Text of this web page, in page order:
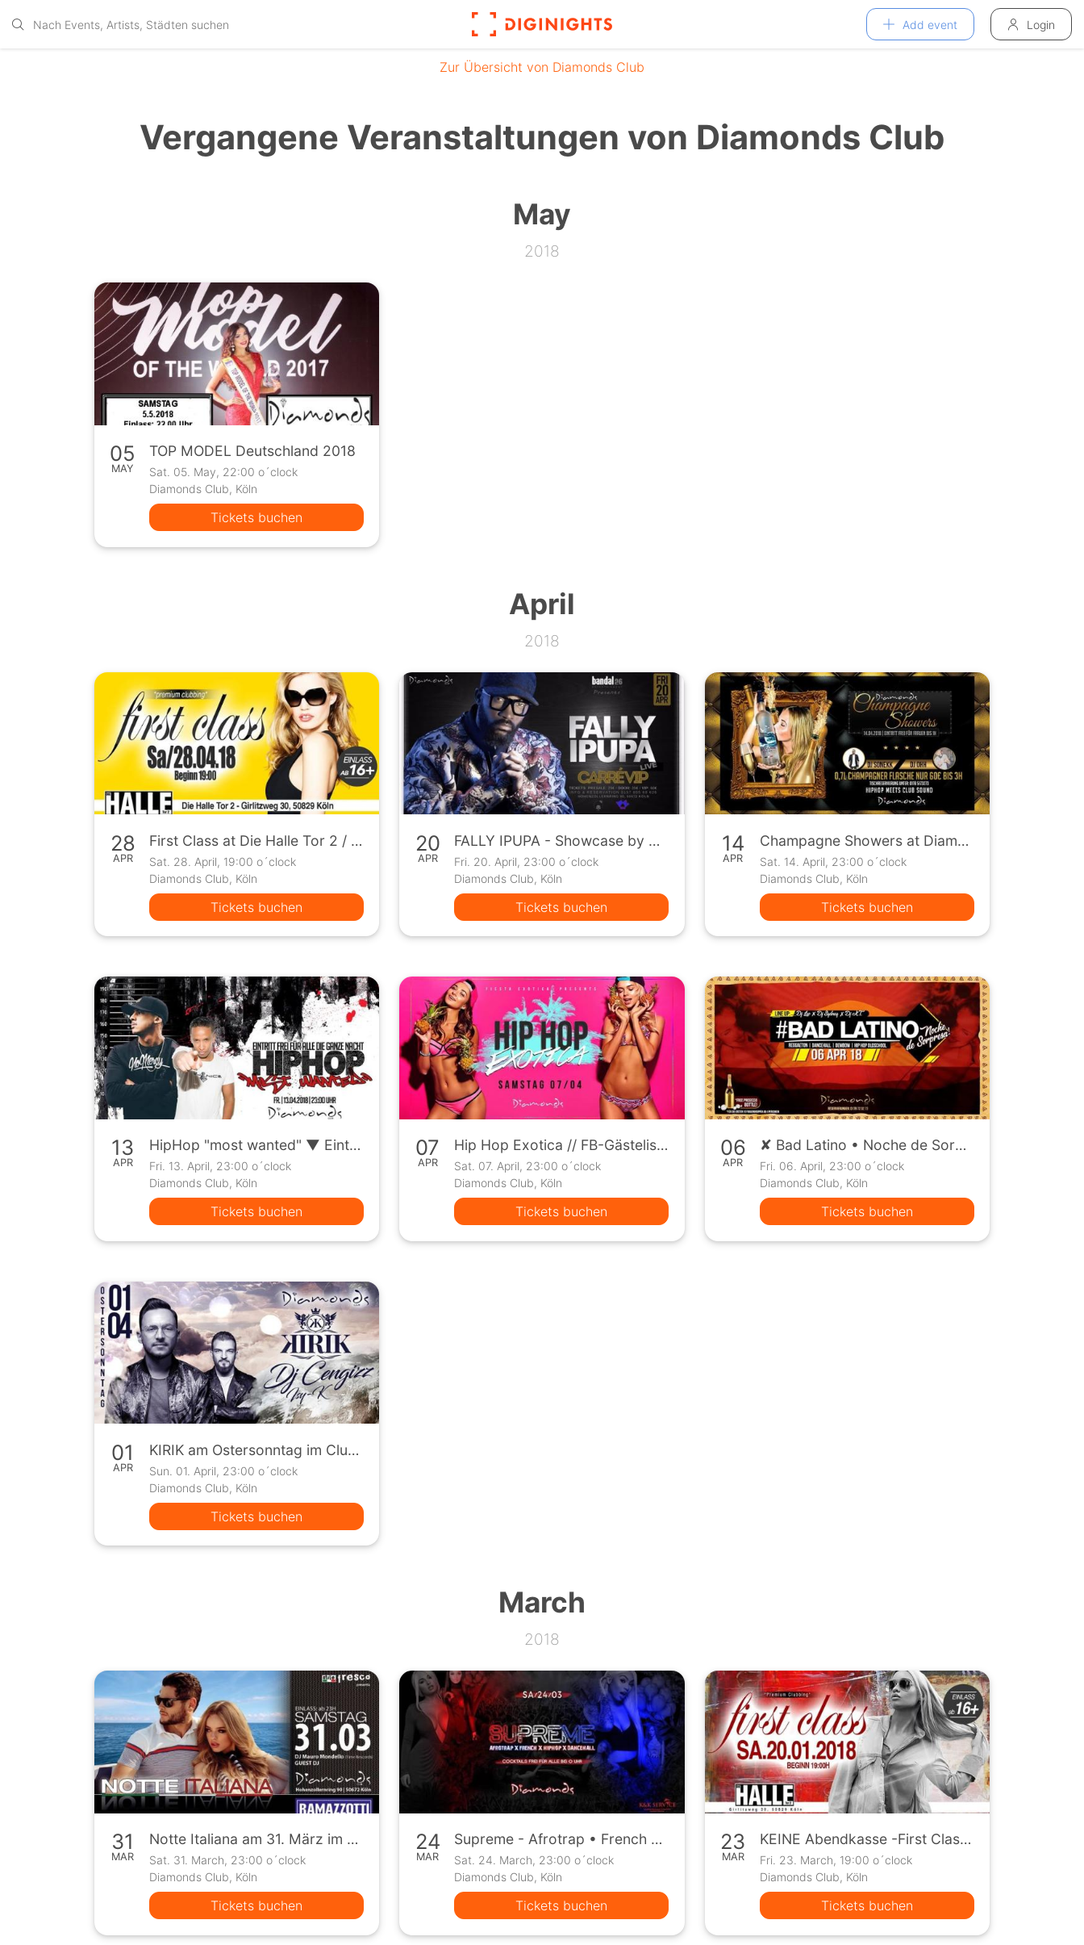
Add event Login
Zur Übersicht von Diamonds Club
Vergangene Veranstaltungen von Diamonds Club
May
2018
05
MAY
TOP MODEL Deutschland 2018
Sat. 05. May, 22:00 o´clock
Diamonds Club, Köln
Tickets buchen
April
2018
28
APR
First Class at Die Halle Tor 2 / ab 16 Jahren / 28.04.2018
Sat. 28. April, 19:00 o´clock
Diamonds Club, Köln
Tickets buchen
20
APR
FALLY IPUPA - Showcase by Carré VIP - Cologne
Fri. 20. April, 23:00 o´clock
Diamonds Club, Köln
Tickets buchen
14
APR
Champagne Showers at Diamonds Club
Sat. 14. April, 23:00 o´clock
Diamonds Club, Köln
Tickets buchen
13
APR
HipHop "most wanted" ▼ Eintritt frei ▼ by Diamonds Club
Fri. 13. April, 23:00 o´clock
Diamonds Club, Köln
Tickets buchen
07
APR
Hip Hop Exotica // FB-Gästeliste bis 24 Uhr
Sat. 07. April, 23:00 o´clock
Diamonds Club, Köln
Tickets buchen
06
APR
✘ Bad Latino • Noche de Sorpresa ✘ Free mit FB-Zusage bis 24h!
Fri. 06. April, 23:00 o´clock
Diamonds Club, Köln
Tickets buchen
01
APR
KIRIK am Ostersonntag im Club Diamonds mit DJ Cengizz und Isyk
Sun. 01. April, 23:00 o´clock
Diamonds Club, Köln
Tickets buchen
March
2018
31
MAR
Notte Italiana am 31. März im Diamonds Club Köln
Sat. 31. March, 23:00 o´clock
Diamonds Club, Köln
Tickets buchen
24
MAR
Supreme - Afrotrap • French • HipHop • Dancehall - Sa. 24/03
Sat. 24. March, 23:00 o´clock
Diamonds Club, Köln
Tickets buchen
23
MAR
KEINE Abendkasse -First Class at Die Halle Tor 2 / ab 16 Jahren!
Fri. 23. March, 19:00 o´clock
Diamonds Club, Köln
Tickets buchen